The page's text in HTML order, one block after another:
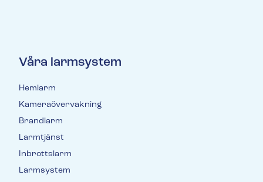
Våra larmsystem
Hemlarm
Kameraövervakning
Brandlarm
Larmtjänst
Inbrottslarm
Larmsystem